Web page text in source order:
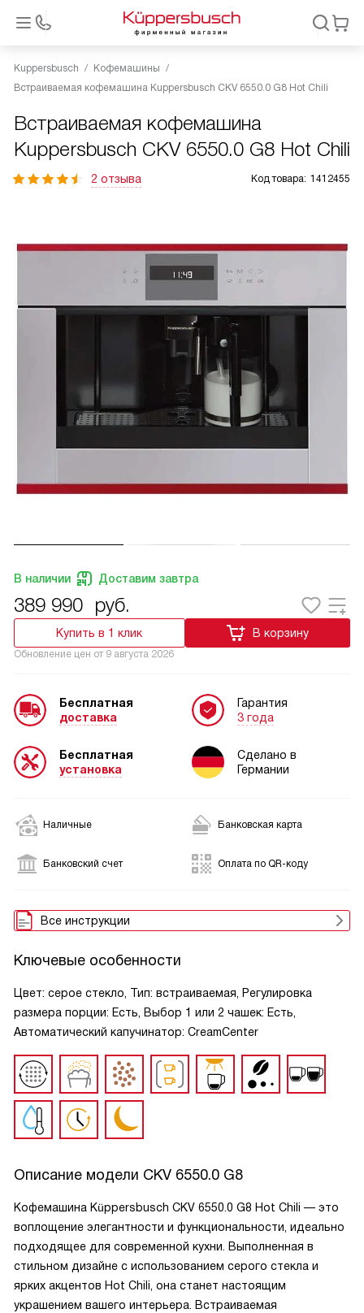
Kuppersbusch
Кофемашины
Встраиваемая кофемашина Kuppersbusch CKV 6550.0 G8 Hot Chili
Встраиваемая кофемашина
Kuppersbusch CKV 6550.0 G8 Hot Chili
2 отзыва Код товара: 1412455
В наличии Доставим завтра
389 990 руб.
Купить в 1 клик В корзину
Обновление цен от 9 августа 2026
Бесплатная
доставка
Бесплатная
установка
Гарантия
3 года
Сделано в
Германии
Наличные Банковская карта
Банковский счет Оплата по QR-коду
Все инструкции
Ключевые особенности
Цвет: серое стекло, Тип: встраиваемая, Регулировка
размера порции: Есть, Выбор 1 или 2 чашек: Есть,
Автоматический капучинатор: CreamCenter
Описание модели CKV 6550.0 G8
Кофемашина Küppersbusch CKV 6550.0 G8 Hot Chili — это
воплощение элегантности и функциональности, идеально
подходящее для современной кухни. Выполненная в
стильном дизайне с использованием серого стекла и
ярких акцентов Hot Chili, она станет настоящим
украшением вашего интерьера. Встраиваемая